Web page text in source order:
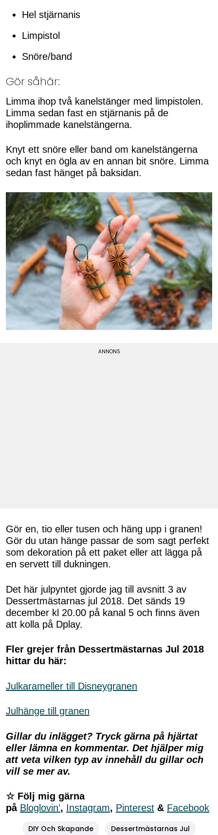
Hel stjärnanis
Limpistol
Snöre/band
Gör såhär:
Limma ihop två kanelstänger med limpistolen.
Limma sedan fast en stjärnanis på de
ihoplimmade kanelstängerna.
Knyt ett snöre eller band om kanelstängerna
och knyt en ögla av en annan bit snöre. Limma
sedan fast hänget på baksidan.
Gör en, tio eller tusen och häng upp i granen!
Gör du utan hänge passar de som sagt perfekt
som dekoration på ett paket eller att lägga på
en servett till dukningen.
Det här julpyntet gjorde jag till avsnitt 3 av
Dessertmästarnas jul 2018. Det sänds 19
december kl 20.00 på kanal 5 och finns även
att kolla på Dplay.
Fler grejer från Dessertmästarnas Jul 2018
hittar du här:
Julkarameller till Disneygranen
Julhänge till granen
Gillar du inlägget? Tryck gärna på hjärtat
eller lämna en kommentar. Det hjälper mig
att veta vilken typ av innehåll du gillar och
vill se mer av.
☆ Följ mig gärna
på Bloglovin’, Instagram, Pinterest & Facebook
DIY Och Skapande Dessertmästarnas Jul